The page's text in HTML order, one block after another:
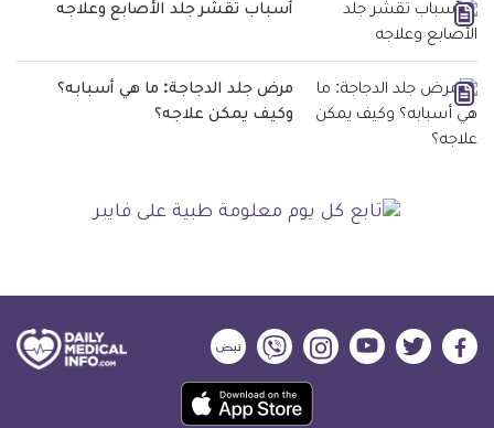
أسباب تقشر جلد الأصابع وعلاجه
مرض جلد الدجاجة: ما هي أسبابه؟
وكيف يمكن علاجه؟
ديلي
ديلي
ديلي
ميديكال
ديلي
ميديكال
انفو
ديلي
ميديكال
انفو
ديلي
ميديكال
انفو
حمل